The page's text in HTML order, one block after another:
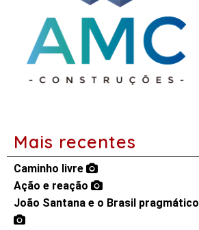
Mais recentes
Caminho livre
Ação e reação
João Santana e o Brasil pragmático